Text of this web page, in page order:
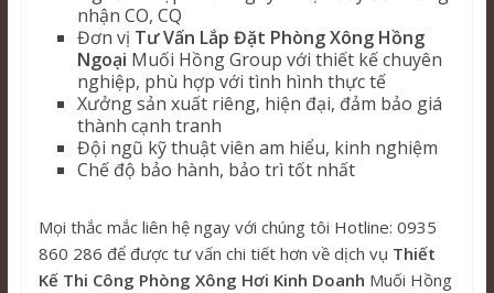
nhận CO, CQ
Đơn vị Tư Vấn Lắp Đặt Phòng Xông Hồng
Ngoại Muối Hồng Group với thiết kế chuyên
nghiệp, phù hợp với tình hình thực tế
Xưởng sản xuất riêng, hiện đại, đảm bảo giá
thành cạnh tranh
Đội ngũ kỹ thuật viên am hiểu, kinh nghiệm
Chế độ bảo hành, bảo trì tốt nhất
Mọi thắc mắc liên hệ ngay với chúng tôi Hotline: 0935
860 286 để được tư vấn chi tiết hơn về dịch vụ Thiết
Kế Thi Công Phòng Xông Hơi Kinh Doanh Muối Hồng